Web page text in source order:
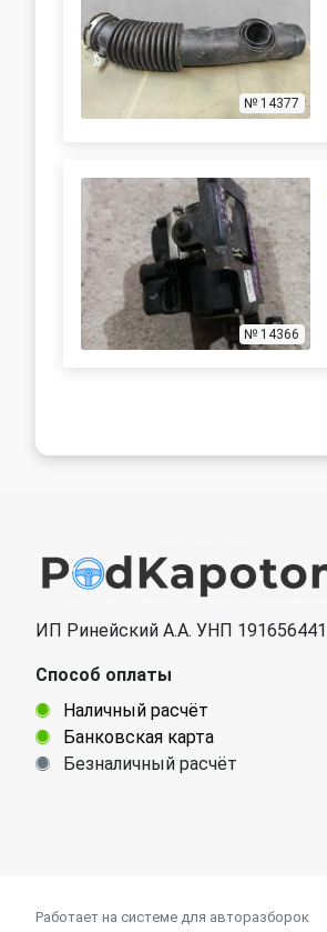
№ 14377
№ 14366
ИП Ринейский А.А. УНП 191656441
Способ оплаты
Наличный расчёт
Банковская карта
Безналичный расчёт
Работает на системе для авторазборок